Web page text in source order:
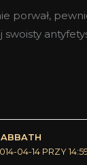
porwał,
swoisty
04-14 PRZY